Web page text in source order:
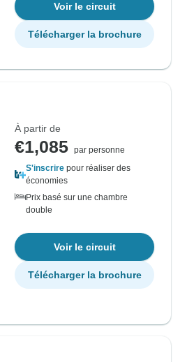
Voir le circuit
Télécharger la brochure
À partir de
€1,085 par personne
S'inscrire pour réaliser des
économies
Prix basé sur une chambre
double
Voir le circuit
Télécharger la brochure